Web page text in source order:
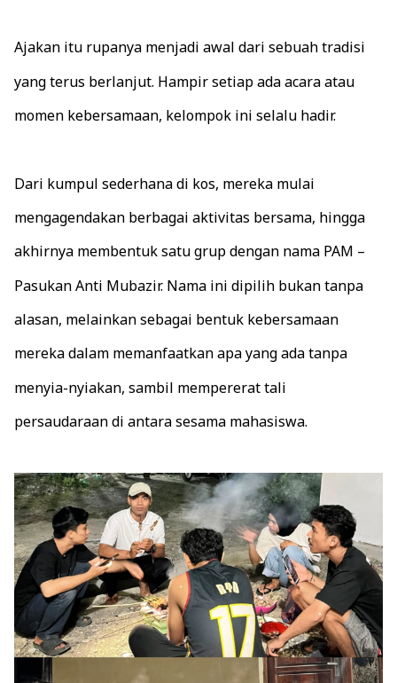
Ajakan itu rupanya menjadi awal dari sebuah tradisi
yang terus berlanjut. Hampir setiap ada acara atau
momen kebersamaan, kelompok ini selalu hadir.
Dari kumpul sederhana di kos, mereka mulai
mengagendakan berbagai aktivitas bersama, hingga
akhirnya membentuk satu grup dengan nama PAM –
Pasukan Anti Mubazir. Nama ini dipilih bukan tanpa
alasan, melainkan sebagai bentuk kebersamaan
mereka dalam memanfaatkan apa yang ada tanpa
menyia-nyiakan, sambil mempererat tali
persaudaraan di antara sesama mahasiswa.